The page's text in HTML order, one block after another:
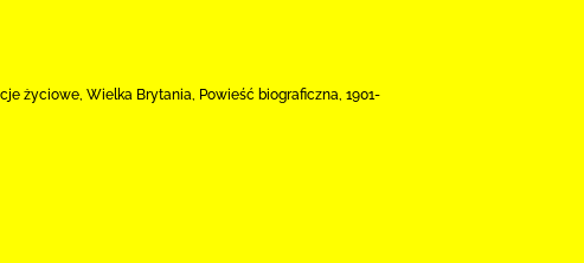
życiowe, Wielka Brytania, Powieść biograficzna, 1901-